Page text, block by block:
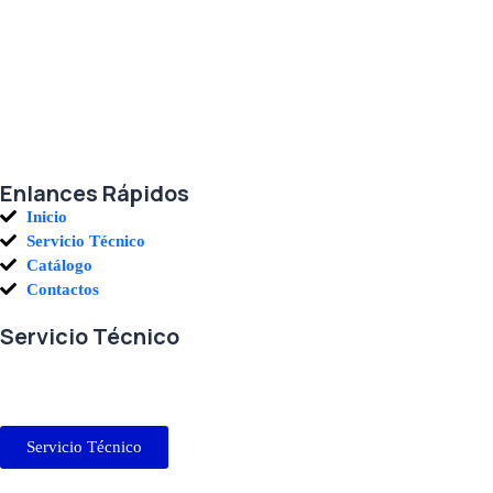
Enlances Rápidos
Inicio
Servicio Técnico
Catálogo
Contactos
Servicio Técnico
Servicio Técnico